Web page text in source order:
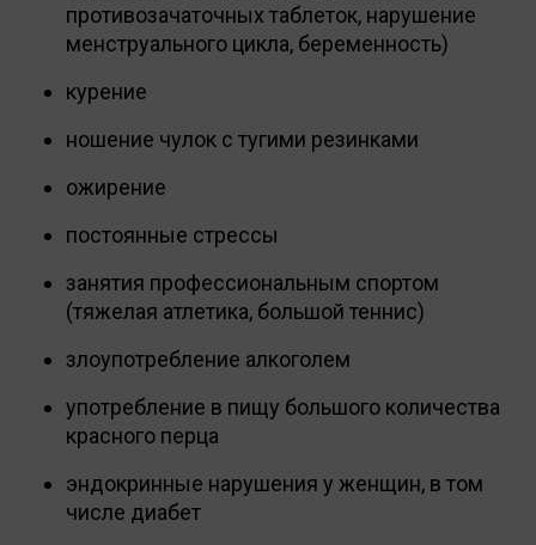
противозачаточных таблеток, нарушение
менструального цикла, беременность)
курение
ношение чулок с тугими резинками
ожирение
постоянные стрессы
занятия профессиональным спортом
(тяжелая атлетика, большой теннис)
злоупотребление алкоголем
употребление в пищу большого количества
красного перца
эндокринные нарушения у женщин, в том
числе диабет